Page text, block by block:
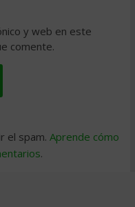
y web en este
comente.
el spam. Aprende cómo
.